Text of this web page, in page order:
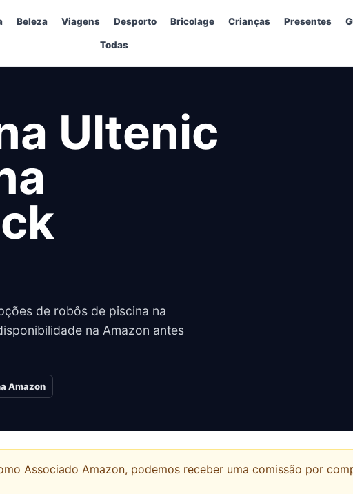
Beleza Viagens Desporto Bricolage Crianças Presentes
Todas
Ultenic
de robôs de piscina na
na Amazon antes
Amazon
Associado Amazon, podemos receber uma comissão por